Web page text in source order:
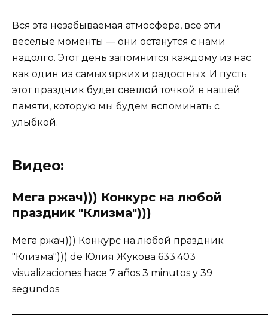
Вся эта незабываемая атмосфера, все эти
веселые моменты — они останутся с нами
надолго. Этот день запомнится каждому из нас
как один из самых ярких и радостных. И пусть
этот праздник будет светлой точкой в нашей
памяти, которую мы будем вспоминать с
улыбкой.
Видео:
Мега ржач))) Конкурс на любой
праздник "Клизма")))
Мега ржач))) Конкурс на любой праздник
"Клизма"))) de Юлия Жукова 633.403
visualizaciones hace 7 años 3 minutos y 39
segundos